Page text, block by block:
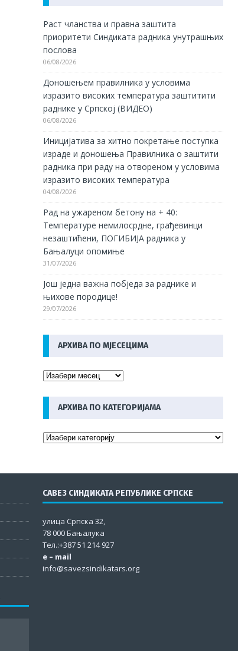
Раст чланства и правна заштита
приоритети Синдиката радника унутрашњих
послова
06/08/2026
Доношењем правилника у условима
изразито високих температура заштитити
раднике у Српској (ВИДЕО)
06/08/2026
Иницијатива за хитно покретање поступка
израде и доношења Правилника о заштити
радника при раду на отвореном у условима
изразито високих температура
04/08/2026
Рад на ужареном бетону на + 40:
Температуре немилосрдне, грађевинци
незаштићени, ПОГИБИЈА радника у
Бањалуци опомиње
31/07/2026
Још једна важна побједа за раднике и
њихове породице!
29/07/2026
АРХИВА ПО МЈЕСЕЦИМА
АРХИВА ПО КАТЕГОРИЈАМА
САВЕЗ СИНДИКАТА РЕПУБЛИКЕ СРПСКЕ
улица Српска 32,
78 000 Бањалука
Тел.:+387 51 214 927
e – mail
info@savezsindikatars.org